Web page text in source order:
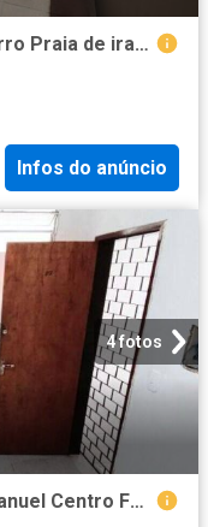
Apartamento para Aluguel no bairro Praia de iracema
Infos do anúncio
4 fotos
Apartamento de 24 m² na Dom Manuel Centro Fortaleza CE, aluguel por R$ 500/mês